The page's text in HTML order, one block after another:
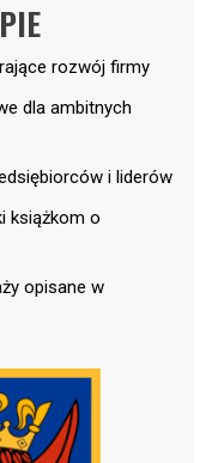
rozwój firmy
dla ambitnych
i liderów
książkom o
opisane w